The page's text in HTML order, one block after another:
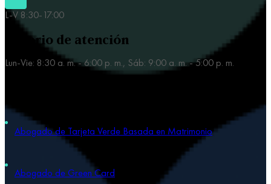
L-V 8:30-17:00
Horario de atención
Lun-Vie: 8:30 a. m. - 6:00 p. m., Sáb: 9:00 a. m. - 5:00 p. m.
Abogado de Tarjeta Verde Basada en Matrimonio
Abogado de Green Card